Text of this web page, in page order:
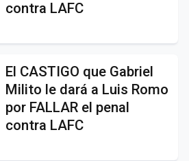
contra LAFC
El CASTIGO que Gabriel
Milito le dará a Luis Romo
por FALLAR el penal
contra LAFC